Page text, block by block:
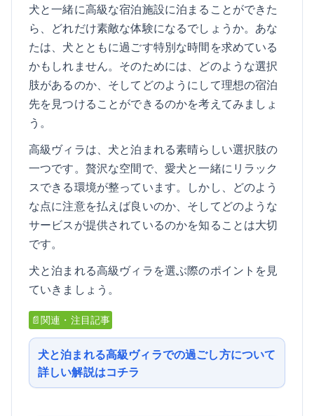
犬と一緒に高級な宿泊施設に泊まることができた
ら、どれだけ素敵な体験になるでしょうか。あな
たは、犬とともに過ごす特別な時間を求めている
かもしれません。そのためには、どのような選択
肢があるのか、そしてどのようにして理想の宿泊
先を見つけることができるのかを考えてみましょ
う。
高級ヴィラは、犬と泊まれる素晴らしい選択肢の
一つです。贅沢な空間で、愛犬と一緒にリラック
スできる環境が整っています。しかし、どのよう
な点に注意を払えば良いのか、そしてどのような
サービスが提供されているのかを知ることは大切
です。
犬と泊まれる高級ヴィラを選ぶ際のポイントを見
ていきましょう。
📄関連・注目記事
犬と泊まれる高級ヴィラでの過ごし方について
詳しい解説はコチラ